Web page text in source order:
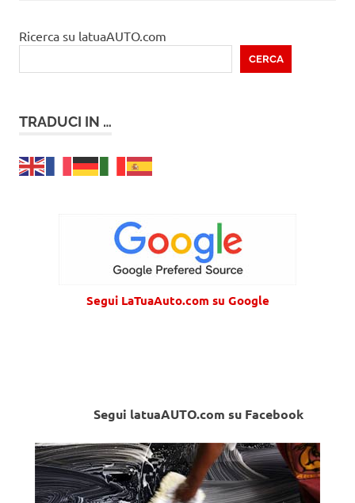
Ricerca su latuaAUTO.com
CERCA
TRADUCI IN …
Segui LaTuaAuto.com su Google
Segui latuaAUTO.com su Facebook